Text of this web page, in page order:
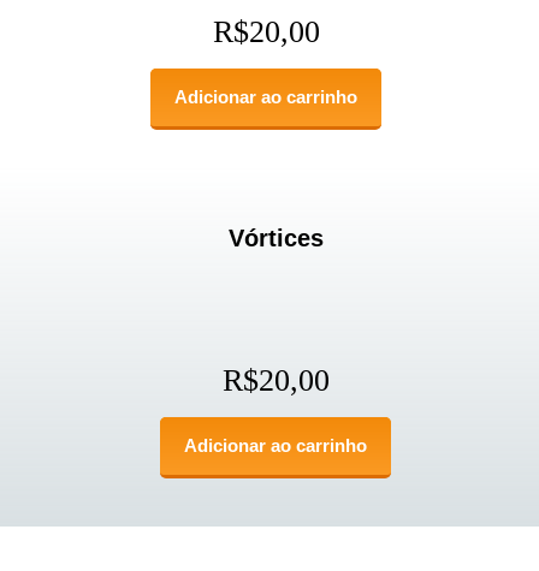
R$20,00
Adicionar ao carrinho
Vórtices
R$20,00
Adicionar ao carrinho